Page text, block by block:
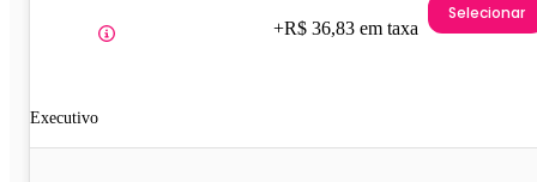
Executivo
+R$ 36,83 em taxa
Selecionar